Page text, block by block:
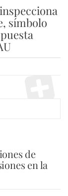
símbolo
de
en la